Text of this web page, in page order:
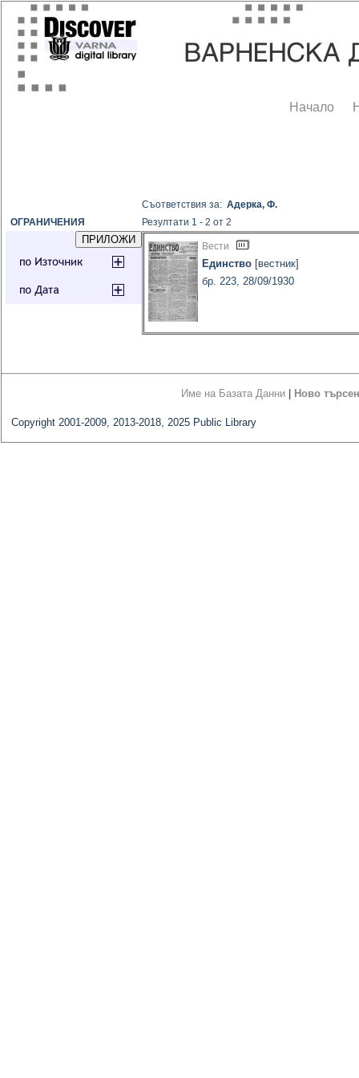
Начало
ОГРАНИЧЕНИЯ
Съответствия за:Адерка, Ф.
Резултати 1 - 2 от 2
Вести
Единство [вестник]
бр. 223, 28/09/1930
Име на Базата Данни Ново
Copyright 2001-2009, 2013-2018, 2025 Public Library